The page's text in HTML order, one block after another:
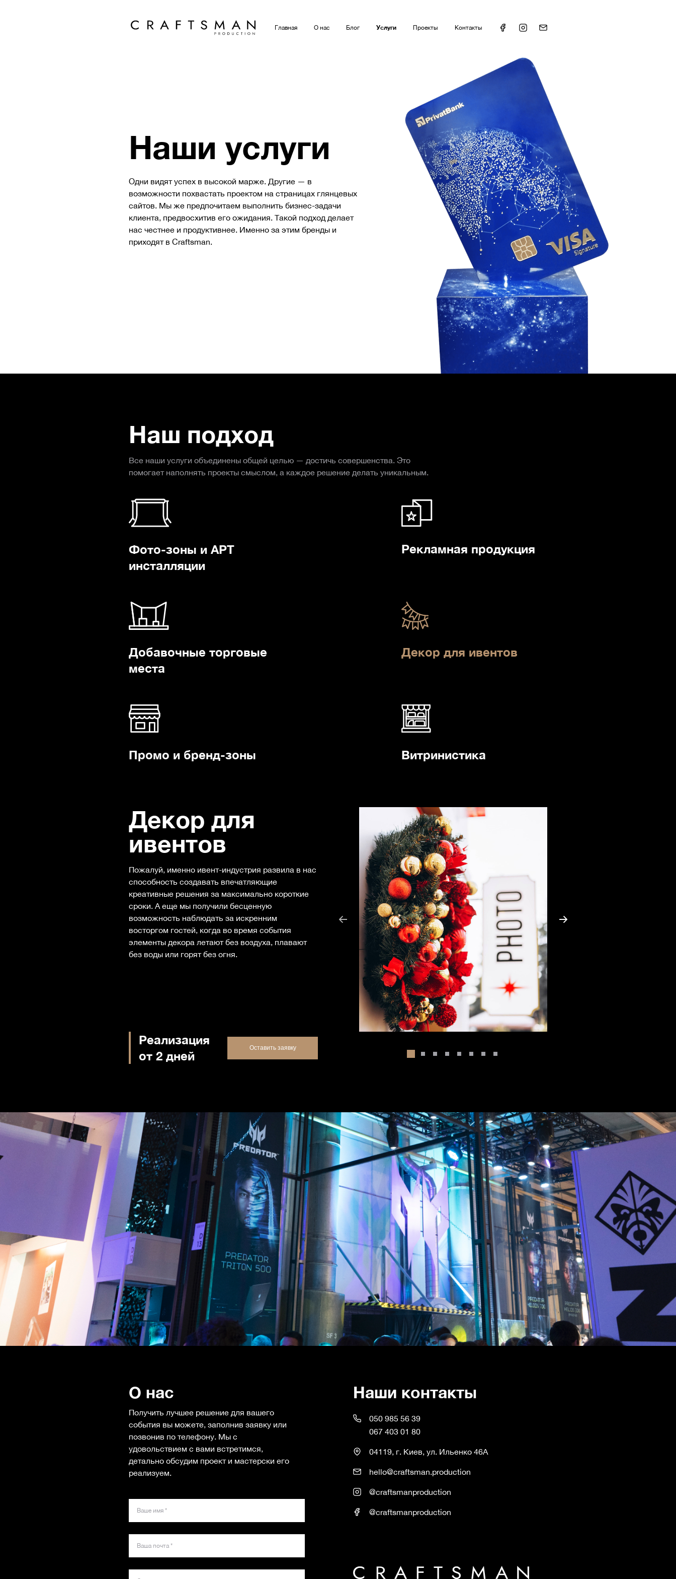
Главная О нас Блог Услуги Проекты Контакты
Наши услуги
Одни видят успех в высокой марже. Другие — в
возможности похвастать проектом на страницах глянцевых
сайтов. Мы же предпочитаем выполнить бизнес-задачи
клиента, предвосхитив его ожидания. Такой подход делает
нас честнее и продуктивнее. Именно за этим бренды и
приходят в Craftsman.
Наш подход
Все наши услуги объединены общей целью — достичь совершенства. Это
помогает наполнять проекты смыслом, а каждое решение делать уникальным.
Фото-зоны и АРТ
инсталляции
Рекламная продукция
Добавочные торговые
места
Декор для ивентов
Декор для
ивентов
Пожалуй, именно ивент-индустрия развила в нас
способность создавать впечатляющие
креативные решения за максимально короткие
сроки. А еще мы получили бесценную
возможность наблюдать за искренним
восторгом гостей, когда во время события
элементы декора летают без воздуха, плавают
без воды или горят без огня.
Реализация
от 2 дней
Оставить заявку
Промо и бренд-зоны Витринистика
О нас
Получить лучшее решение для вашего
события вы можете, заполнив заявку или
позвонив по телефону. Мы с
удовольствием с вами встретимся,
детально обсудим проект и мастерски его
реализуем.
Наши контакты
050 985 56 39
067 403 01 80
04119, г. Киев, ул. Ильенко 46А
hello@craftsman.production
@craftsmanproduction
@craftsmanproduction